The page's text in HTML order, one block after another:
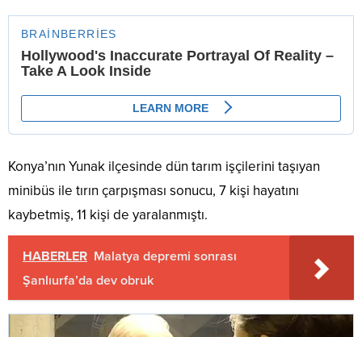
Konya’nın Yunak ilçesinde dün tarım işçilerini taşıyan
minibüs ile tırın çarpışması sonucu, 7 kişi hayatını
kaybetmiş, 11 kişi de yaralanmıştı.
HABERLER Malatya depremi sonrası
Şanlıurfa’da dev obruk